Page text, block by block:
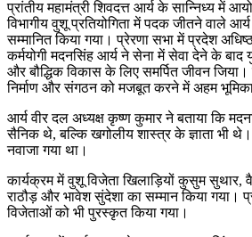
प्रांतीय महामंत्री शिवदत्त आर्य के सान्निध्य में
विभागीय वुशू प्रतियोगिता में पदक जीतने वाले
सम्मानित किया गया। प्रेरणा सभा में प्रदेश
कर्मयोगी मदनसिंह आर्य ने सेना में सेवा देने के
और बौद्धिक विकास के लिए समर्पित जीवन
निर्माण और संगठन को मजबूत करने में अहम भूमिका
आर्य वीर दल अध्यक्ष कृष्ण कुमार ने बताया कि
सैनिक थे, बल्कि खगोलीय शास्त्र के ज्ञाता भी
नवाजा गया था।
कार्यक्रम में वुशू विजेता खिलाड़ियों कुसुम सुथार,
राठौड़ और भावेश सुंदेशा का सम्मान किया गया।
विजेताओं को भी पुरस्कृत किया गया।